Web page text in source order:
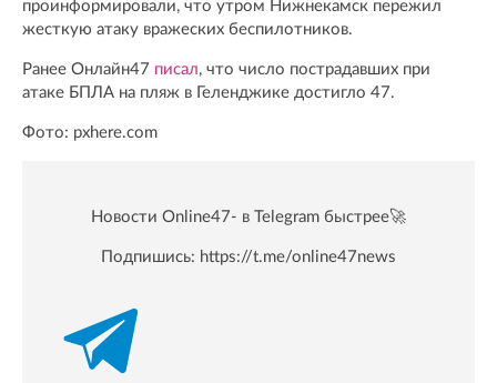
проинформировали, что утром Нижнекамск пережил
жесткую атаку вражеских беспилотников.
Ранее Онлайн47 писал, что число пострадавших при
атаке БПЛА на пляж в Геленджике достигло 47.
Фото: pxhere.com
Новости Online47- в Telegram быстрее🚀
Подпишись: https://t.me/online47news